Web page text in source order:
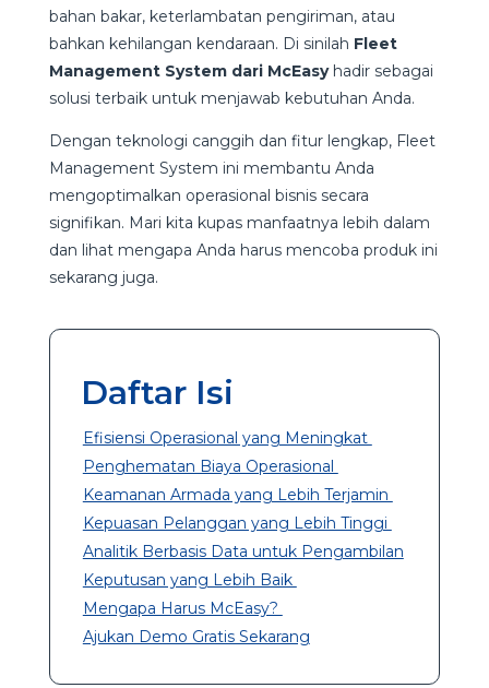
bahan bakar, keterlambatan pengiriman, atau
bahkan kehilangan kendaraan. Di sinilah Fleet
Management System dari McEasyhadir sebagai
solusi terbaik untuk menjawab kebutuhan Anda.
Dengan teknologi canggih dan fitur lengkap, Fleet
Management System ini membantu Anda
mengoptimalkan operasional bisnis secara
signifikan. Mari kita kupas manfaatnya lebih dalam
dan lihat mengapa Anda harus mencoba produk ini
sekarang juga.
Daftar Isi
Efisiensi Operasional yang Meningkat
Penghematan Biaya Operasional
Keamanan Armada yang Lebih Terjamin
Kepuasan Pelanggan yang Lebih Tinggi
Analitik Berbasis Data untuk Pengambilan
Keputusan yang Lebih Baik
Mengapa Harus McEasy?
Ajukan Demo Gratis Sekarang